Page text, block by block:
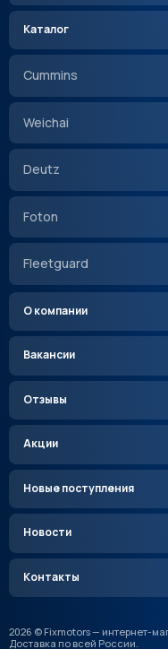
Каталог
Cummins
Weichai
Deutz
Foton
Fleetguard
О компании
Вакансии
Отзывы
Акции
Новые поступления
Новости
Контакты
2026 © Fixmotors — интернет-
Доставка по всей России.